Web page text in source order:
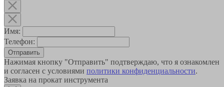
Имя:
Телефон:
Отправить
Нажимая кнопку "Отправить" подтверждаю, что я ознакомлен
и согласен с условиями политики конфиденциальности.
Заявка на прокат инструмента